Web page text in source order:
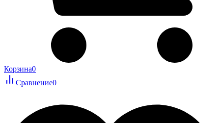
Корзина0
Сравнение0